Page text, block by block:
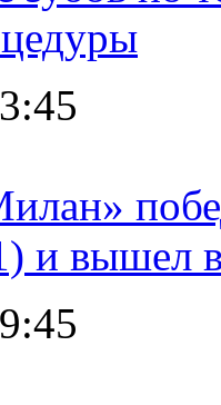
и вышел